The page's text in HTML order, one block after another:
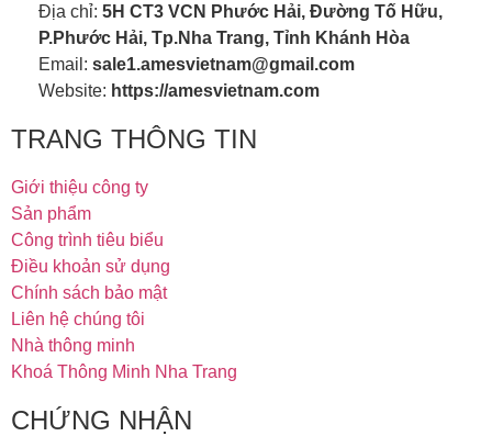
Địa chỉ: 5H CT3 VCN Phước Hải, Đường Tố Hữu,
P.Phước Hải, Tp.Nha Trang, Tỉnh Khánh Hòa
Email: sale1.amesvietnam@gmail.com
Website: https://amesvietnam.com
TRANG THÔNG TIN
Giới thiệu công ty
Sản phẩm
Công trình tiêu biểu
Điều khoản sử dụng
Chính sách bảo mật
Liên hệ chúng tôi
Nhà thông minh
Khoá Thông Minh Nha Trang
CHỨNG NHẬN